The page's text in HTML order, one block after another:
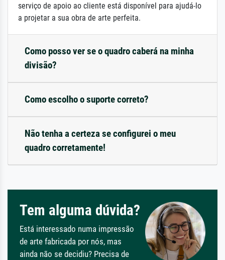
serviço de apoio ao cliente está disponível para ajudá-lo
a projetar a sua obra de arte perfeita.
Como posso ver se o quadro caberá na minha
divisão?
Como escolho o suporte correto?
Não tenha a certeza se configurei o meu
quadro corretamente!
Tem alguma dúvida?
Está interessado numa impressão
de arte fabricada por nós, mas
ainda não se decidiu? Precisa de